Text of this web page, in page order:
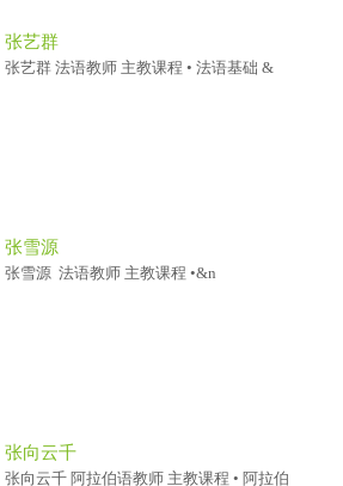
张艺群
张艺群 法语教师 主教课程 • 法语基础 &
张雪源
张雪源 法语教师 主教课程 •&n
张向云千
张向云千 阿拉伯语教师 主教课程 • 阿拉伯